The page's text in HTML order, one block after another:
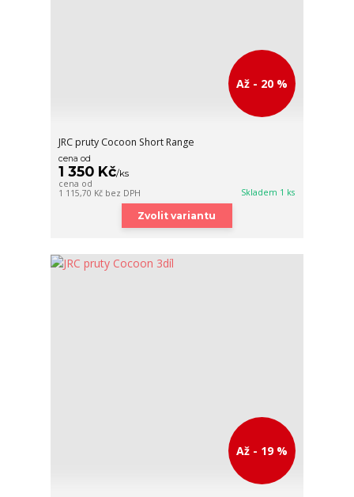
Až - 20 %
JRC pruty Cocoon Short Range
cena od
1 350 Kč/ks
cena od
1 115,70 Kč bez DPH Skladem 1 ks
Zvolit variantu
Až - 19 %